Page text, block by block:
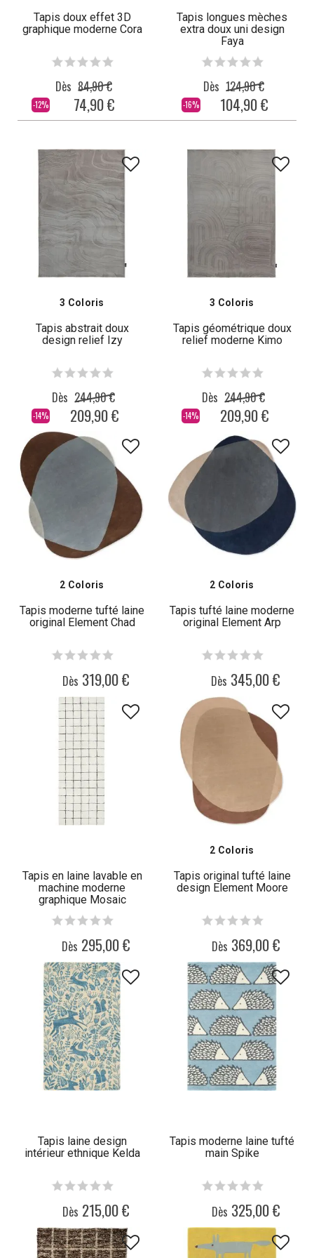
Tapis doux effet 3D
graphique moderne Cora
-12%
Dès 84,90 €
74,90 €
Tapis longues mèches
extra doux uni design
Faya
-16%
Dès 124,90 €
104,90 €
3 Coloris
Tapis abstrait doux
design relief Izy
-14%
Dès 244,90 €
209,90 €
3 Coloris
Tapis géométrique doux
relief moderne Kimo
-14%
Dès 244,90 €
209,90 €
2 Coloris
Tapis moderne tufté laine
original Element Chad
Dès 319,00 €
2 Coloris
Tapis tufté laine moderne
original Element Arp
Dès 345,00 €
Tapis en laine lavable en
machine moderne
graphique Mosaic
Dès 295,00 €
2 Coloris
Tapis original tufté laine
design Element Moore
Dès 369,00 €
Tapis laine design
intérieur ethnique Kelda
Dès 215,00 €
Tapis moderne laine tufté
main Spike
Dès 325,00 €